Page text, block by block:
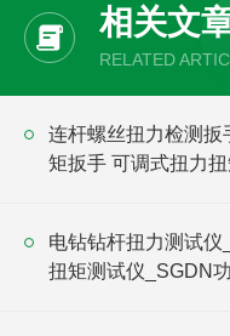
相关文
RELATED
连杆螺丝扭力检测扳
矩扳手 可调式扭力
电钻钻杆扭力测试仪
扭矩测试仪_SGDN